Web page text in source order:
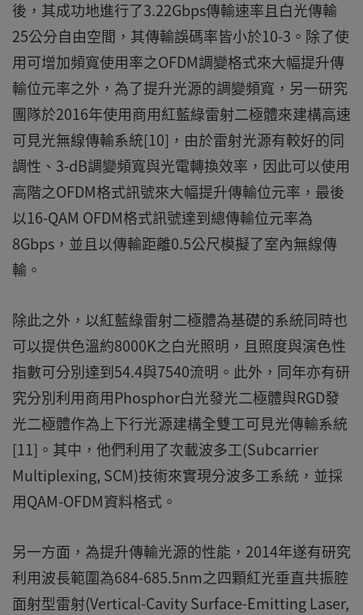
後，其成功地進行了3.22Gbps傳輸速率且白光傳輸
25公分自由空間，其傳輸誤碼率皆小於10-3。除了使
用可增加頻寬使用率之OFDM調變格式來大幅提升傳
輸位元率之外，為了提升光源的調變頻寬，另一研究
團隊於2016年使用商用紅藍綠雷射二極體來建構高速
可見光無線傳輸系統[10]，由於雷射光源有較好的同
調性、3-dB調變頻寬與光電轉換效率，因此可以使用
高階之OFDM格式訊號來大幅提升傳輸位元率，最後
以16-QAM OFDM格式訊號達到總傳輸位元率為
8Gbps，並且以傳輸距離0.5公尺模擬了室內無線傳
輸。
除此之外，以紅藍綠雷射二極體為基礎的系統同時也
可以提供色溫約8000K之白光照明，且照度與演色性
指數可分別達到54.4與7540流明。此外，同年亦有研
究分別利用商用Phosphor白光發光二極體與RGD發
光二極體作為上下行光源建構全雙工可見光傳輸系統
[11]。其中，他們利用了次載波多工(Subcarrier
Multiplexing, SCM)技術來實現分波多工系統，並採
用QAM-OFDM資料格式。
另一方面，為提升傳輸光源的性能，2014年遂有研究
利用波長範圍為684-685.5nm之四顆紅光垂直共振腔
面射型雷射(Vertical-Cavity Surface-Emitting Laser,